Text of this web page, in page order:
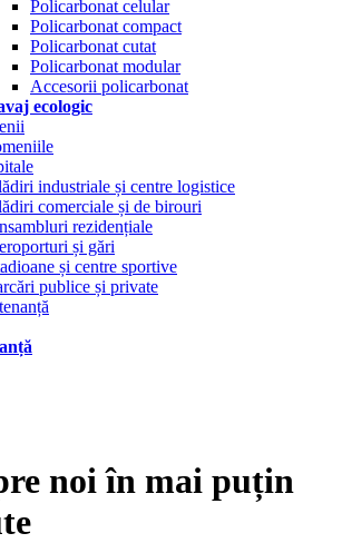
Policarbonat celular
Policarbonat compact
Policarbonat cutat
Policarbonat modular
Accesorii policarbonat
ecologic
industriale și centre logistice
comerciale și de birouri
rezidențiale
și gări
și centre sportive
publice și private
noi în mai puțin